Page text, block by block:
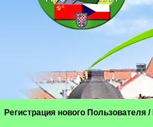
Регистрация нового Пользователя /